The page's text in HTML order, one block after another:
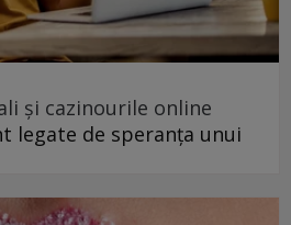
și cazinourile online
legate de speranța unui